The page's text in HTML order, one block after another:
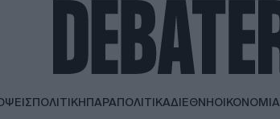
ΠΟΛΙΤΙΚΗΠΑΡΑΠΟΛΙΤΙΚΑΔΙΕΘΝΗΟΙΚΟΝΟΜΙΑ